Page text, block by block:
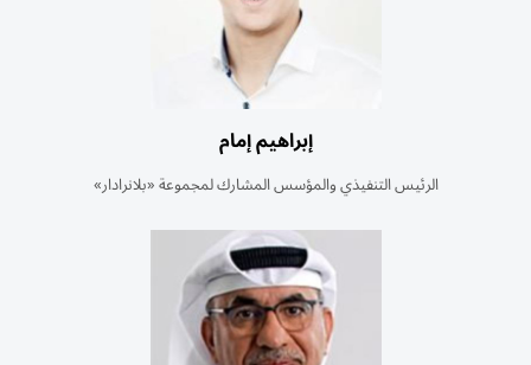
إبراهيم إمام
الرئيس التنفيذي والمؤسس المشارك لمجموعة «بلانرادار»